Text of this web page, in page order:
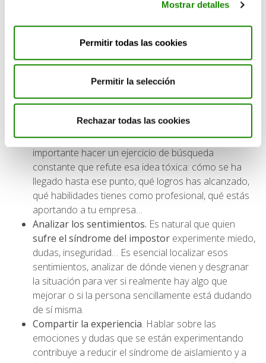
Mostrar detalles
Permitir todas las cookies
Permitir la selección
Rechazar todas las cookies
Centrar la atención en los hechos. Elsíndrome del
nos distancia de la realidad y nos hace
atención en los hechos para romper con ese sesgo
en el que la premisa es que no estamos a la altura
del puesto que ocupamos, solo así podremos
Buscar evidencias. Normalmente elsíndrome del
impostorno se basa en hechos, así que es
importante hacer un ejercicio de búsqueda
constante que refute esa idea tóxica: cómo se ha
llegado hasta ese punto, qué logros has alcanzado,
qué habilidades tienes como profesional, qué estás
aportando a tu empresa…
Analizar los sentimientos. Es natural que quien
sufre el síndrome del impostor experimente miedo,
dudas, inseguridad… Es esencial localizar esos
sentimientos, analizar de dónde vienen y desgranar
la situación para ver si realmente hay algo que
mejorar o si la persona sencillamente está dudando
de sí misma.
Compartir la experiencia. Hablar sobre las
emociones y dudas que se están experimentando
contribuye a reducir el síndrome de aislamiento y a